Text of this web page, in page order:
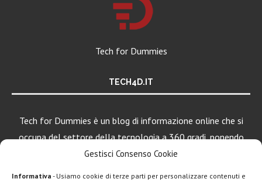
Gestisci Consenso Cookie
Informativa - Usiamo cookie di terze parti per personalizzare contenuti e
Tech for Dummies
TECH4D.IT
Tech for Dummies è un blog di informazione online che si
occupa del settore della tecnologia a 360 gradi, ponendo
una particolare attenzione al mondo Android, Apple e